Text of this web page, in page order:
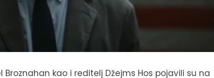
Broznahan kao i reditelj Džejms Hos pojavili su na